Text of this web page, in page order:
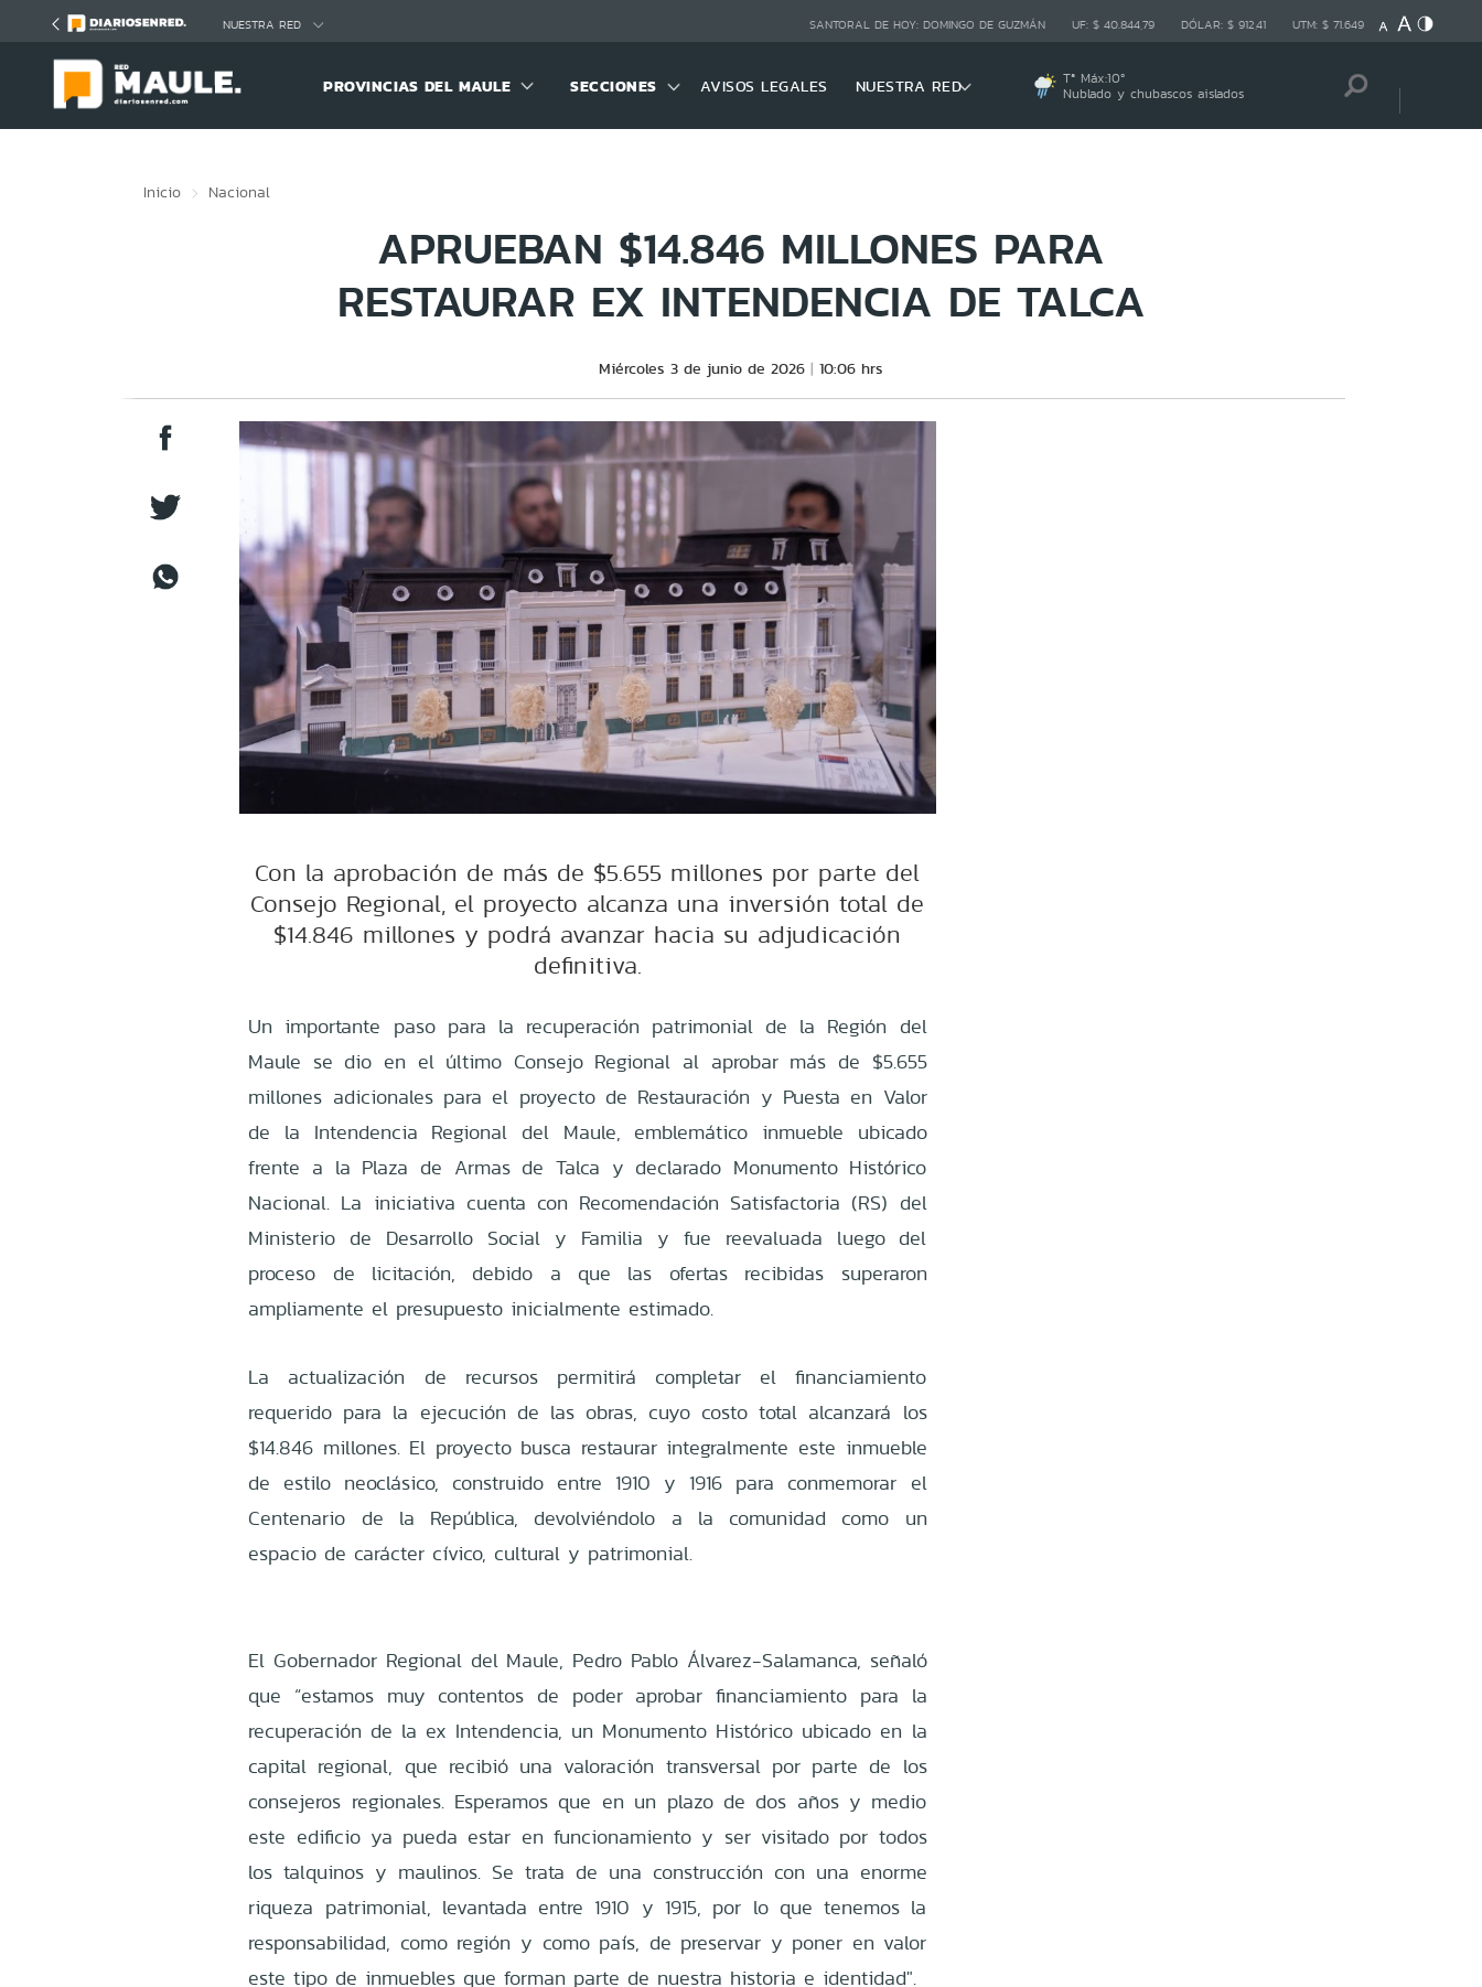
NUESTRA RED SANTORAL DE HOY: DOMINGO DE GUZMÁN UF: $ 40.844,79 DÓLAR: $ 912,41 UTM: $ 71.649
PROVINCIAS DEL MAULE SECCIONES AVISOS LEGALES NUESTRA RED Tª Máx:10º
Nublado y chubascos aislados
Inicio Nacional
APRUEBAN $14.846 MILLONES PARA
RESTAURAR EX INTENDENCIA DE TALCA
Miércoles 3 de junio de 2026 10:06 hrs
Con la aprobación de más de $5.655 millones por parte del
Consejo Regional, el proyecto alcanza una inversión total de
$14.846 millones y podrá avanzar hacia su adjudicación
definitiva.
Un importante paso para la recuperación patrimonial de la Región del
Maule se dio en el último Consejo Regional al aprobar más de $5.655
millones adicionales para el proyecto de Restauración y Puesta en Valor
de la Intendencia Regional del Maule, emblemático inmueble ubicado
frente a la Plaza de Armas de Talca y declarado Monumento Histórico
Nacional. La iniciativa cuenta con Recomendación Satisfactoria (RS) del
Ministerio de Desarrollo Social y Familia y fue reevaluada luego del
proceso de licitación, debido a que las ofertas recibidas superaron
ampliamente el presupuesto inicialmente estimado.
La actualización de recursos permitirá completar el financiamiento
requerido para la ejecución de las obras, cuyo costo total alcanzará los
$14.846 millones. El proyecto busca restaurar integralmente este inmueble
de estilo neoclásico, construido entre 1910 y 1916 para conmemorar el
Centenario de la República, devolviéndolo a la comunidad como un
espacio de carácter cívico, cultural y patrimonial.
El Gobernador Regional del Maule, Pedro Pablo Álvarez-Salamanca, señaló
que “estamos muy contentos de poder aprobar financiamiento para la
recuperación de la ex Intendencia, un Monumento Histórico ubicado en la
capital regional, que recibió una valoración transversal por parte de los
consejeros regionales. Esperamos que en un plazo de dos años y medio
este edificio ya pueda estar en funcionamiento y ser visitado por todos
los talquinos y maulinos. Se trata de una construcción con una enorme
riqueza patrimonial, levantada entre 1910 y 1915, por lo que tenemos la
responsabilidad, como región y como país, de preservar y poner en valor
este tipo de inmuebles que forman parte de nuestra historia e identidad".